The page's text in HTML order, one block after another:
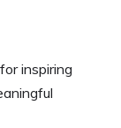
inspiring